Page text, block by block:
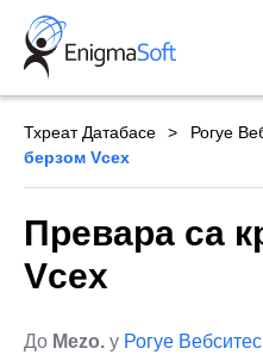
Skip
content
Тхреат Датабасе Рогуе
берзом Vcex
Превара са
Vcex
До Mezo. у Рогуе Вебситес